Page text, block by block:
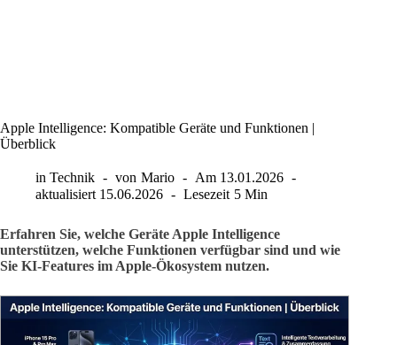
Apple Intelligence: Kompatible Geräte und Funktionen |
Überblick
in Technik von Mario Am 13.01.2026
aktualisiert 15.06.2026 Lesezeit 5 Min
Erfahren Sie, welche Geräte Apple Intelligence
unterstützen, welche Funktionen verfügbar sind und wie
Sie KI-Features im Apple-Ökosystem nutzen.